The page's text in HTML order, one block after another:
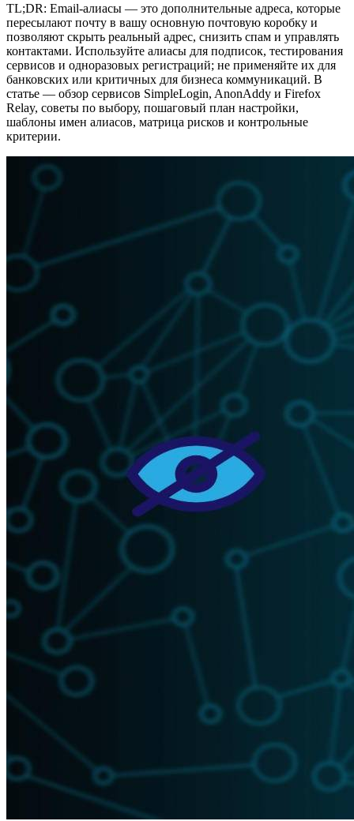
TL;DR: Email‑алиасы — это дополнительные адреса, которые
пересылают почту в вашу основную почтовую коробку и
позволяют скрыть реальный адрес, снизить спам и управлять
контактами. Используйте алиасы для подписок, тестирования
сервисов и одноразовых регистраций; не применяйте их для
банковских или критичных для бизнеса коммуникаций. В
статье — обзор сервисов SimpleLogin, AnonAddy и Firefox
Relay, советы по выбору, пошаговый план настройки,
шаблоны имен алиасов, матрица рисков и контрольные
критерии.